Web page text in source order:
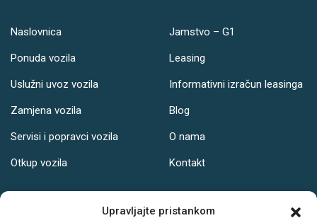
Upravljajte pristankom
Naslovnica
Ponuda vozila
Uslužni uvoz vozila
Zamjena vozila
Servisi i popravci vozila
Otkup vozila
Jamstvo – G1
Leasing
Informativni izračun leasinga
Blog
O nama
Kontakt